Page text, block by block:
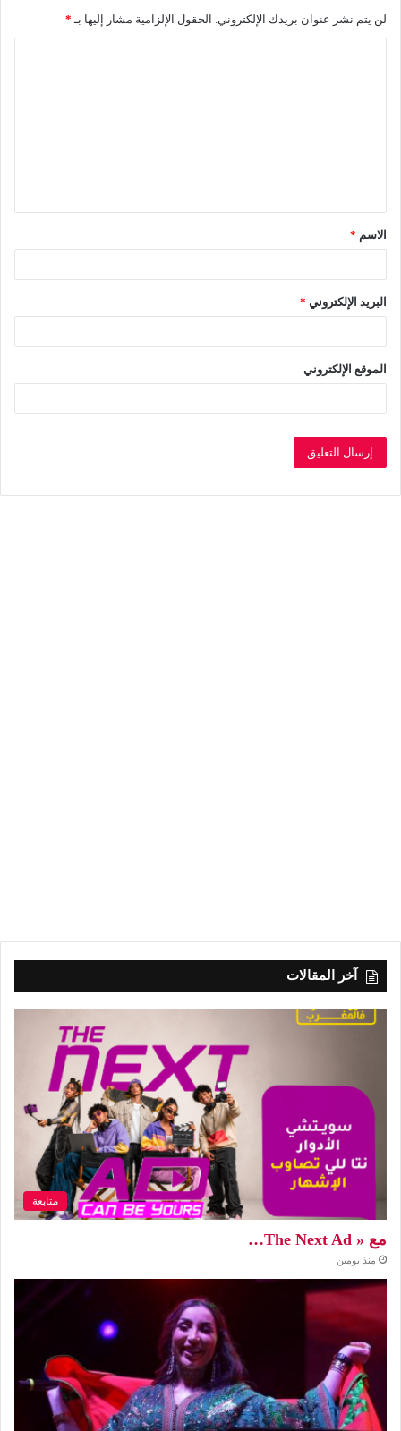
لن يتم نشر عنوان بريدك الإلكتروني. الحقول الإلزامية مشار إليها بـ *
ق
*الاسم *
البريد الإلكتروني *
الموقع الإلكتروني
آخر المقالات
متابعة
مع « The Next Ad…
منذ يومين